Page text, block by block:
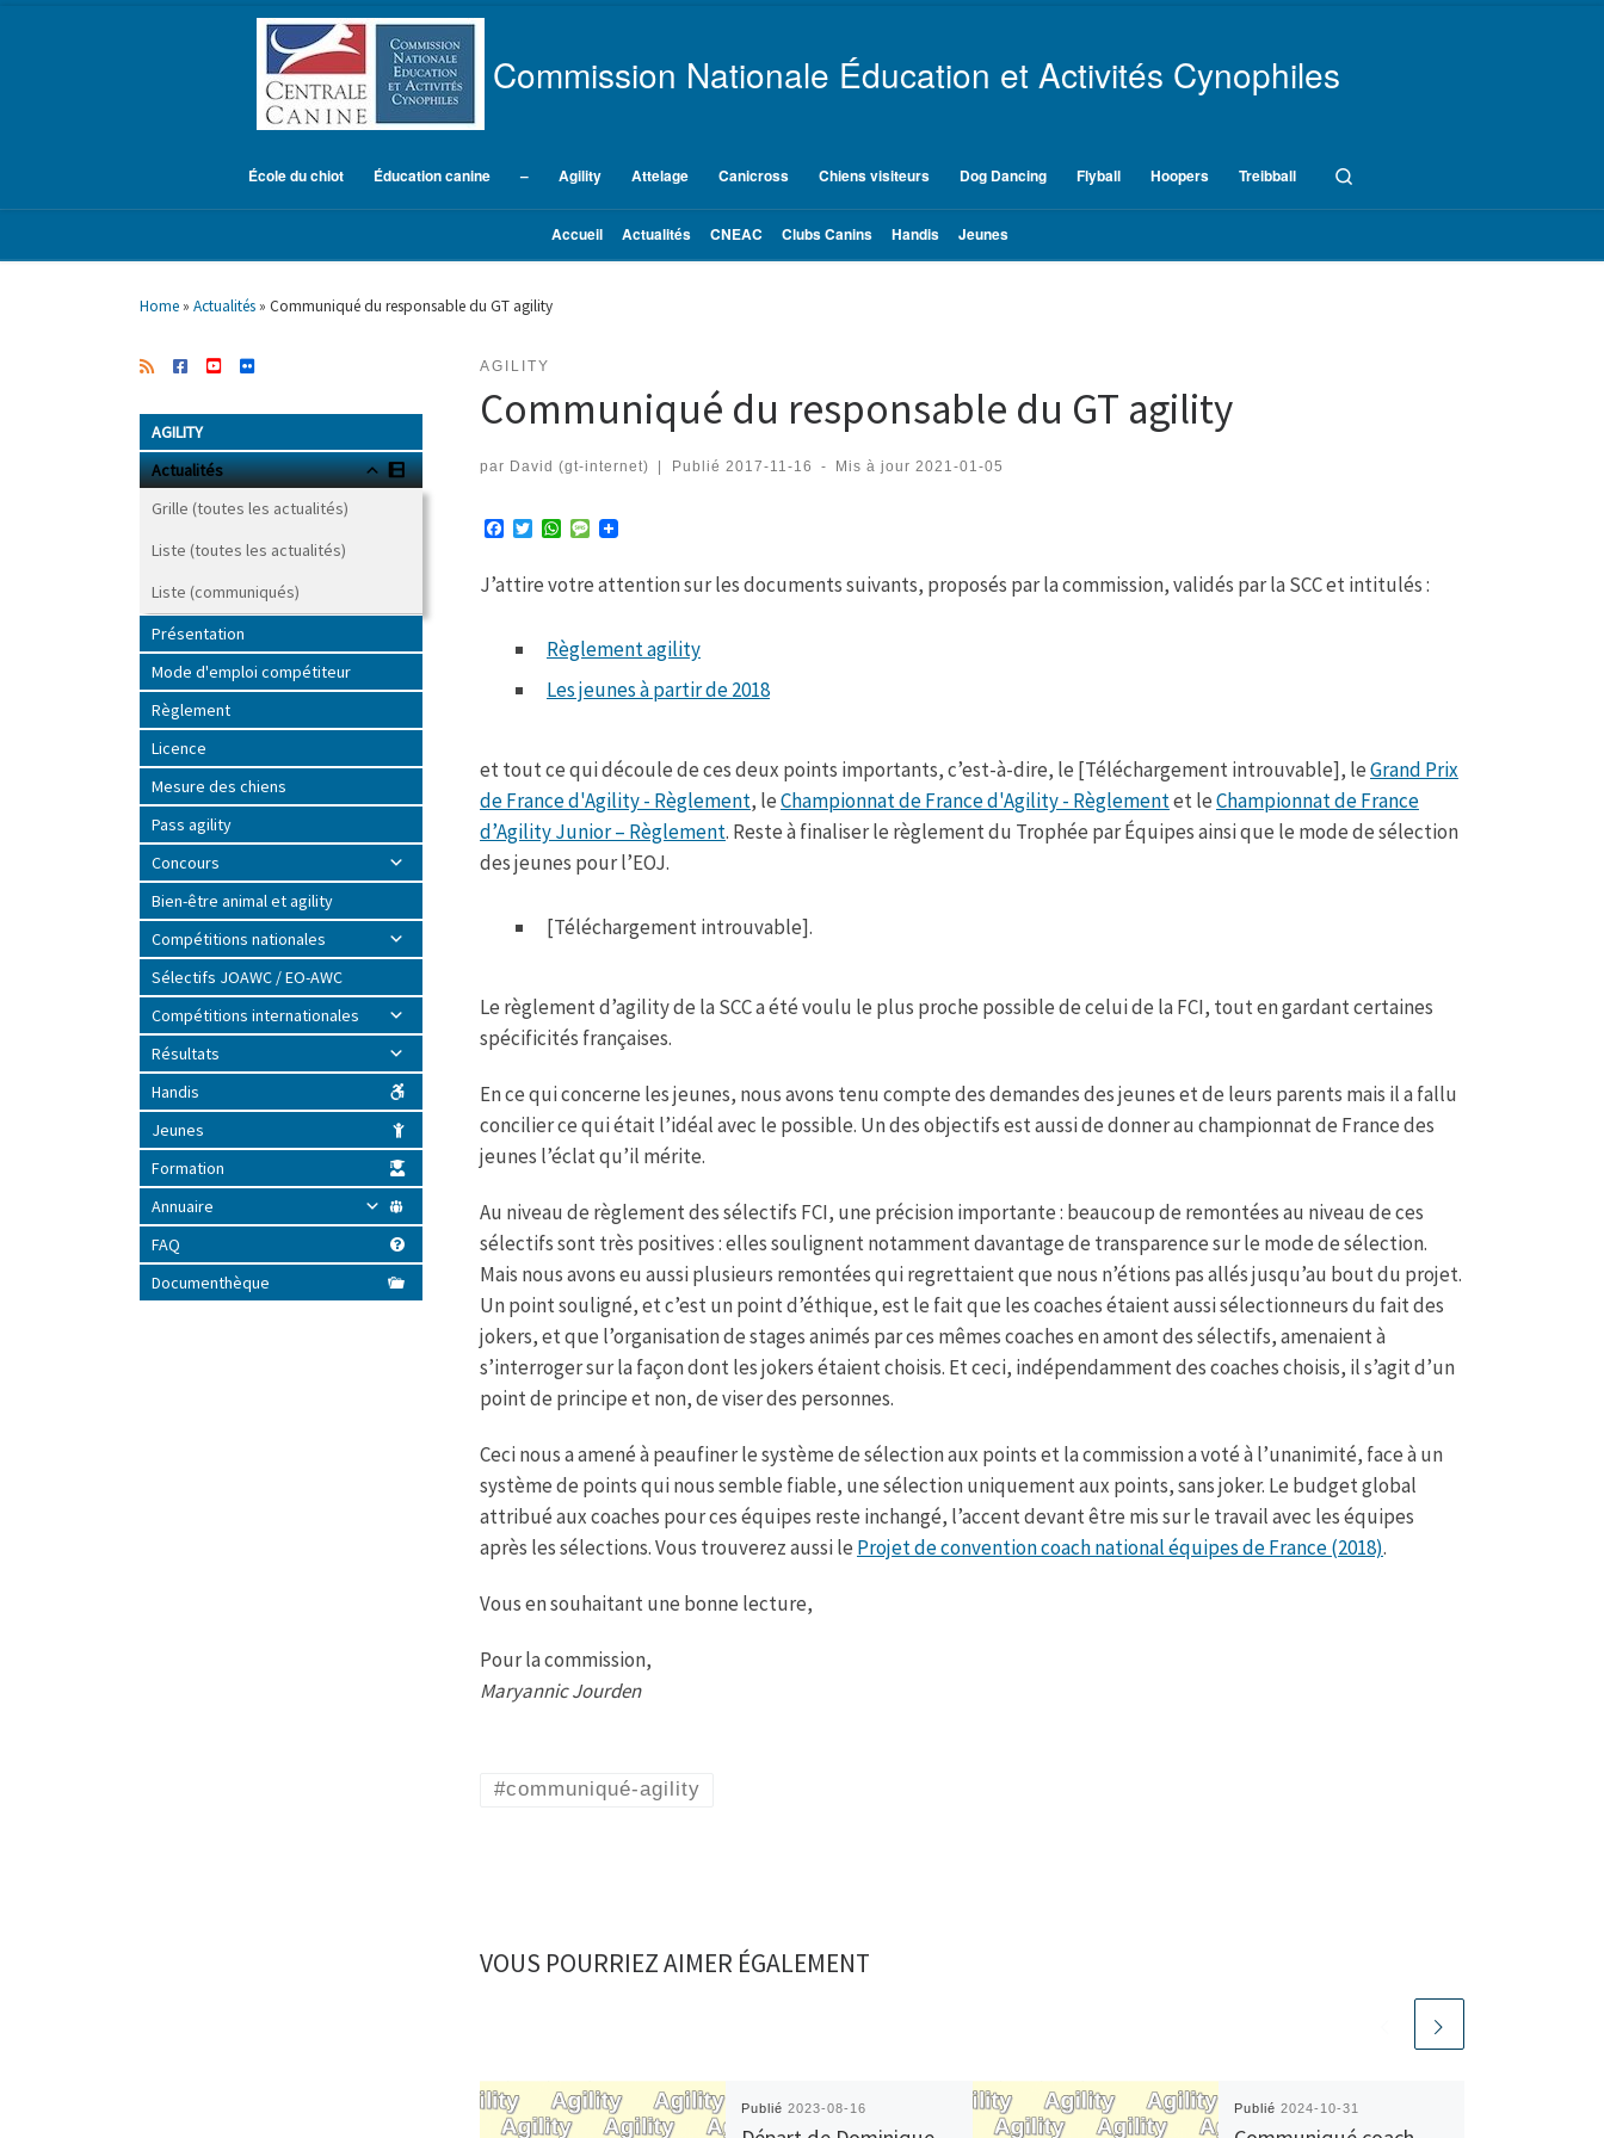
Accueil Actualités CNEAC Clubs Canins Handis Jeunes
Commission Nationale Éducation et Activités Cynophiles
École du chiot Éducation canine – Agility Attelage Canicross Chiens visiteurs Dog Dancing Flyball Hoopers Treibball
Home » Actualités » Communiqué du responsable du GT agility
AGILITY
Communiqué du responsable du GT agility
par David (gt-internet) Publié 2017-11-16 - Mis à jour 2021-01-05
e
T
t
W
t
p
p
M
s
e
J’attire votre attention sur les documents suivants, proposés par la commission, validés par la SCC et intitulés :
Règlement agility
Les jeunes à partir de 2018
et tout ce qui découle de ces deux points importants, c’est-à-dire, le [Téléchargement introuvable], leGrand Prix
de France d'Agility - Règlement, leChampionnat de France d'Agility - Règlementet leChampionnat de France
d’Agility Junior – Règlement. Reste à finaliser le règlement du Trophée par Équipes ainsi que le mode de sélection
des jeunes pour l’EOJ.
[Téléchargement introuvable].
Le règlement d’agility de la SCC a été voulu le plus proche possible de celui de la FCI, tout en gardant certaines
spécificités françaises.
En ce qui concerne les jeunes, nous avons tenu compte des demandes des jeunes et de leurs parents mais il a fallu
concilier ce qui était l’idéal avec le possible. Un des objectifs est aussi de donner au championnat de France des
jeunes l’éclat qu’il mérite.
Au niveau de règlement des sélectifs FCI, une précision importante : beaucoup de remontées au niveau de ces
sélectifs sont très positives : elles soulignent notamment davantage de transparence sur le mode de sélection.
Mais nous avons eu aussi plusieurs remontées qui regrettaient que nous n’étions pas allés jusqu’au bout du projet.
Un point souligné, et c’est un point d’éthique, est le fait que les coaches étaient aussi sélectionneurs du fait des
jokers, et que l’organisation de stages animés par ces mêmes coaches en amont des sélectifs, amenaient à
s’interroger sur la façon dont les jokers étaient choisis. Et ceci, indépendamment des coaches choisis, il s’agit d’un
point de principe et non, de viser des personnes.
Ceci nous a amené à peaufiner le système de sélection aux points et la commission a voté à l’unanimité, face à un
système de points qui nous semble fiable, une sélection uniquement aux points, sans joker. Le budget global
attribué aux coaches pour ces équipes reste inchangé, l’accent devant être mis sur le travail avec les équipes
après les sélections. Vous trouverez aussi le Projet de convention coach national équipes de France (2018).
Vous en souhaitant une bonne lecture,
Pour la commission,
Maryannic Jourden
#communiqué-agility
VOUS POURRIEZ AIMER ÉGALEMENT
Publié2023-08-16 Publié 2024-10-31
AGILITY
Actualités
Grille (toutes les actualités)
Liste (toutes les actualités)
Liste (communiqués)
Présentation
Mode d'emploi compétiteur
Règlement
Licence
Mesure des chiens
Pass agility
Concours
Bien-être animal et agility
Compétitions nationales
Sélectifs JOAWC / EO-AWC
Compétitions internationales
Résultats
Handis
Jeunes
Formation
Annuaire
FAQ
Documenthèque